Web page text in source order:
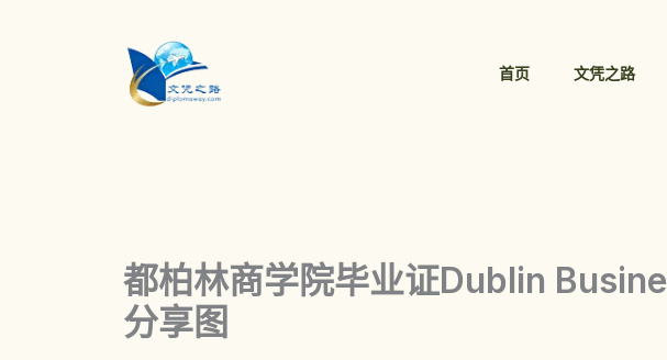
首页 文凭之路
都柏林商学院毕业证Dublin
分享图